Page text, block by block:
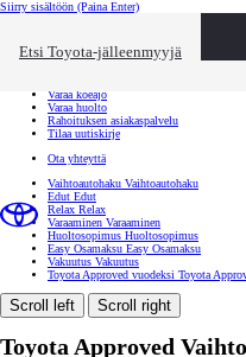
Siirry sisältöön (Paina Enter)
Etsi Toyota-jälleenmyyjä
Toyota palvelee Sulje
Varaa koeajo
Varaa huolto
Rahoituksen asiakaspalvelu
Tilaa uutiskirje
Ota yhteyttä
Vaihtoautohaku Vaihtoautohaku
Edut Edut
Relax Relax
Varaaminen Varaaminen
Huoltosopimus Huoltosopimus
Easy Osamaksu Easy Osamaksu
Vakuutus Vakuutus
Toyota Approved vuodeksi Toyota
Scroll left Scroll right
Toyota Approved